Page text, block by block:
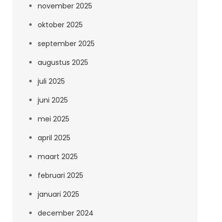
november 2025
oktober 2025
september 2025
augustus 2025
juli 2025
juni 2025
mei 2025
april 2025
maart 2025
februari 2025
januari 2025
december 2024